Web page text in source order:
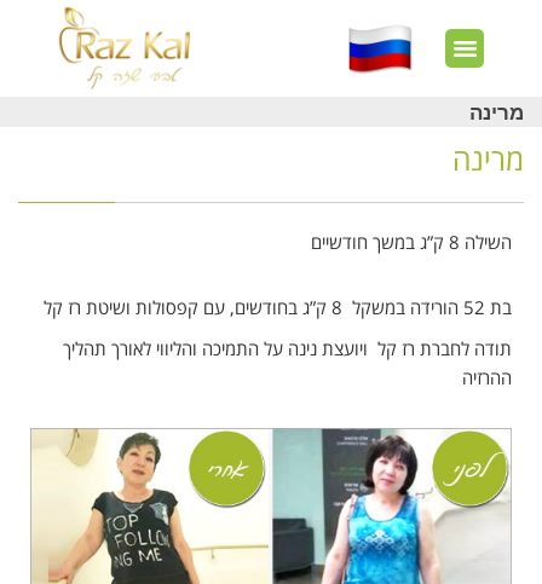
מרינה
מרינה
השילה 8 ק”ג ב משך חודשיים
בת 52 הורידה במשקל 8 ק”ג בחודשים, עם קפסולות ושיטת רז קל
תודה לחברת רז קל ויועצת נינה על התמיכה והליווי לאורך תהליך
ההרזיה